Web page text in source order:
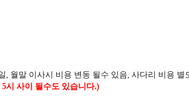
, 월말 이사시 비용 변동 될수 있음, 사다리 비용 별
시 사이 될수도 있습니다.)